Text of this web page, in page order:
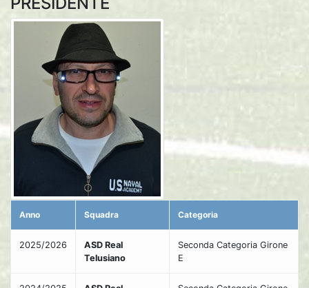
Anno Squadra Categoria
2025/2026
ASD Real
Telusiano
Seconda Categoria Girone
E